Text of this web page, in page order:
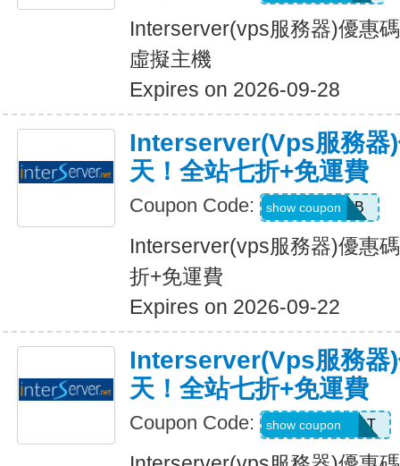
Interserver(vps服務器)優惠
虛擬主機
Expires on 2026-09-28
Interserver(vps服務器
天！全站七折+免運費
Coupon Code: HOSTWEB
show coupon
Interserver(vps服務器)優惠
折+免運費
Expires on 2026-09-22
Interserver(vps服務器
天！全站七折+免運費
Coupon Code: SERVERHOST
show coupon